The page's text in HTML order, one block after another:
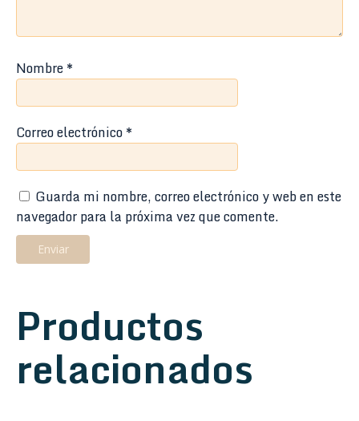
Nombre*
Correo electrónico*
Guarda mi nombre, correo electrónico y web en este
navegador para la próxima vez que comente.
Productos
relacionados